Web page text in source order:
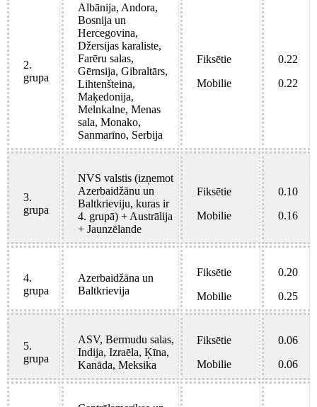
2.
grupa
Albānija, Andora,
Bosnija un
Hercegovina,
Džersijas karaliste,
Farēru salas,
Gērnsija, Gibraltārs,
Lihtenšteina,
Maķedonija,
Melnkalne, Menas
sala, Monako,
Sanmarīno, Serbija
Fiksētie
Mobilie
0.22
0.22
3.
grupa
NVS valstis (izņemot
Azerbaidžānu un
Baltkrieviju, kuras ir
4. grupā) + Austrālija
+ Jaunzēlande
Fiksētie
Mobilie
0.10
0.16
4.
grupa
Azerbaidžāna un
Baltkrievija
Fiksētie
Mobilie
0.20
0.25
5.
grupa
ASV, Bermudu salas,
Indija, Izraēla, Ķīna,
Kanāda, Meksika
Fiksētie
Mobilie
0.06
0.06